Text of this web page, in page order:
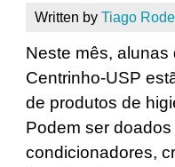
Written by Tiago
Neste mês, alunas
Centrinho-USP
de produtos de
Podem ser
condicionadores,